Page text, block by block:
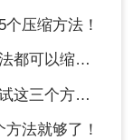
开始压缩。
压缩方法！
可以缩小！
三个方法！
法就够了！